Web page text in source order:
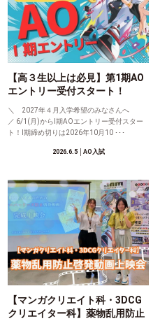
【高３生以上は必見】第1期AO
エントリー受付スタート！
＼ 2027年４月入学希望のみなさんへ
／ 6/1(月)からⅠ期AOエントリー受付スター
ト！Ⅰ期締め切りは2026年10月10 ･･･
2026.6.5│AO入試
【マンガクリエイト科・3DCG
クリエイター科】薬物乱用防止